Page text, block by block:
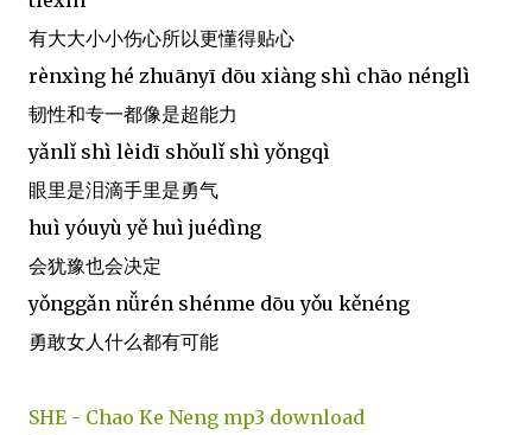
有大大小小伤心所以更懂得贴心
rènxìng hé zhuānyī dōu xiàng shì chāo nénglì
韧性和专一都像是超能力
yǎnlǐ shì lèidī shǒulǐ shì yǒngqì
眼里是泪滴手里是勇气
huì yóuyù yě huì juédìng
会犹豫也会决定
yǒnggǎn nǚrén shénme dōu yǒu kěnéng
勇敢女人什么都有可能
SHE - Chao Ke Neng mp3 download